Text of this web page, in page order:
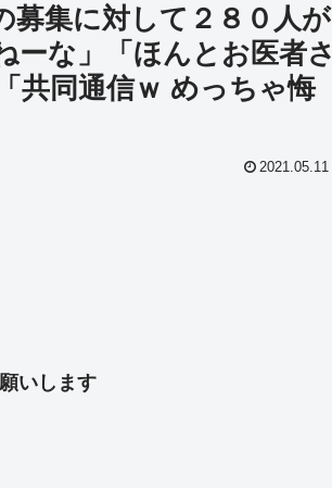
集に対して２８０人が
な」「ほんとお医者さ
同通信ｗ めっちゃ悔
2021.05.11
いします